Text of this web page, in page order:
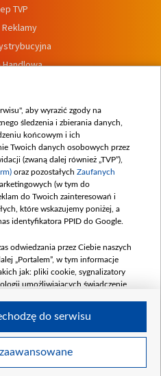
TVP
wewnętrznych
S. A. w likwidacji
aby wyrazić zgody na
śledzenia i zbierania danych,
końcowym i ich
Twoich danych osobowych przez
(zwaną dalej również „TVP”),
oraz pozostałych Zaufanych
(w tym do
do Twoich zainteresowań i
które wskazujemy poniżej, a
identyfikatora PPID do Google.
odwiedzania przez Ciebie naszych
„Portalem”, w tym informacje
jak: pliki cookie, sygnalizatory
umożliwiających świadczenie
odwiedzania przez Ciebie
do serwisu